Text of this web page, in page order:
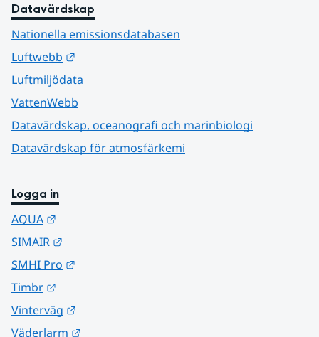
Datavärdskap
Nationella emissionsdatabasen
Luftwebb
Luftmiljödata
VattenWebb
Datavärdskap, oceanografi och marinbiologi
Datavärdskap för atmosfärkemi
Logga in
AQUA
SIMAIR
SMHI Pro
Timbr
Vinterväg
Väderlarm